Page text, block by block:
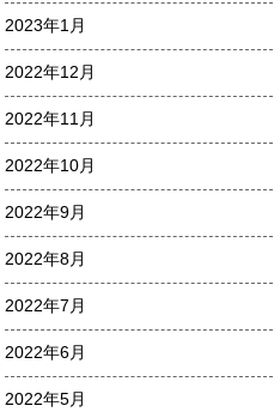
2023年1月
2022年12月
2022年11月
2022年10月
2022年9月
2022年8月
2022年7月
2022年6月
2022年5月